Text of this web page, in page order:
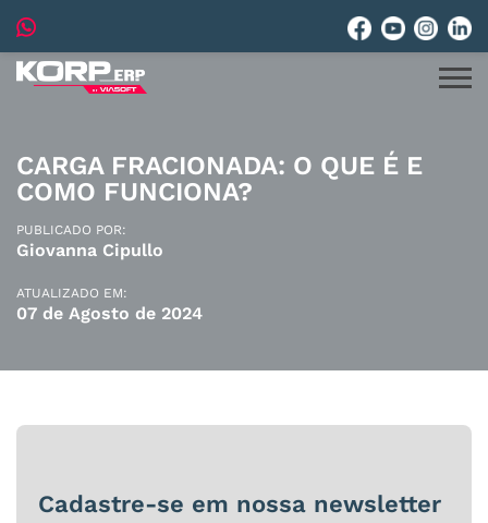
CARGA FRACIONADA: O QUE É E
COMO FUNCIONA?
PUBLICADO POR:
Giovanna Cipullo
ATUALIZADO EM:
07 de Agosto de 2024
Cadastre-se em nossa newsletter